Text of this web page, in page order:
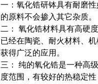
一：氧化锆研钵具有耐磨
的原料不会掺入其它杂质。
二： 氧化锆材料具有高硬
已经在陶瓷、耐火材料、
获得广泛的应用。
三： 纯的氧化锆是一种高
度范围，有较好的热稳定